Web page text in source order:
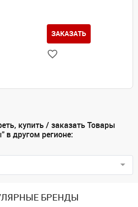
ЗАКАЗАТЬ
купить / заказать Товары
в другом регионе:
БРЕНДЫ